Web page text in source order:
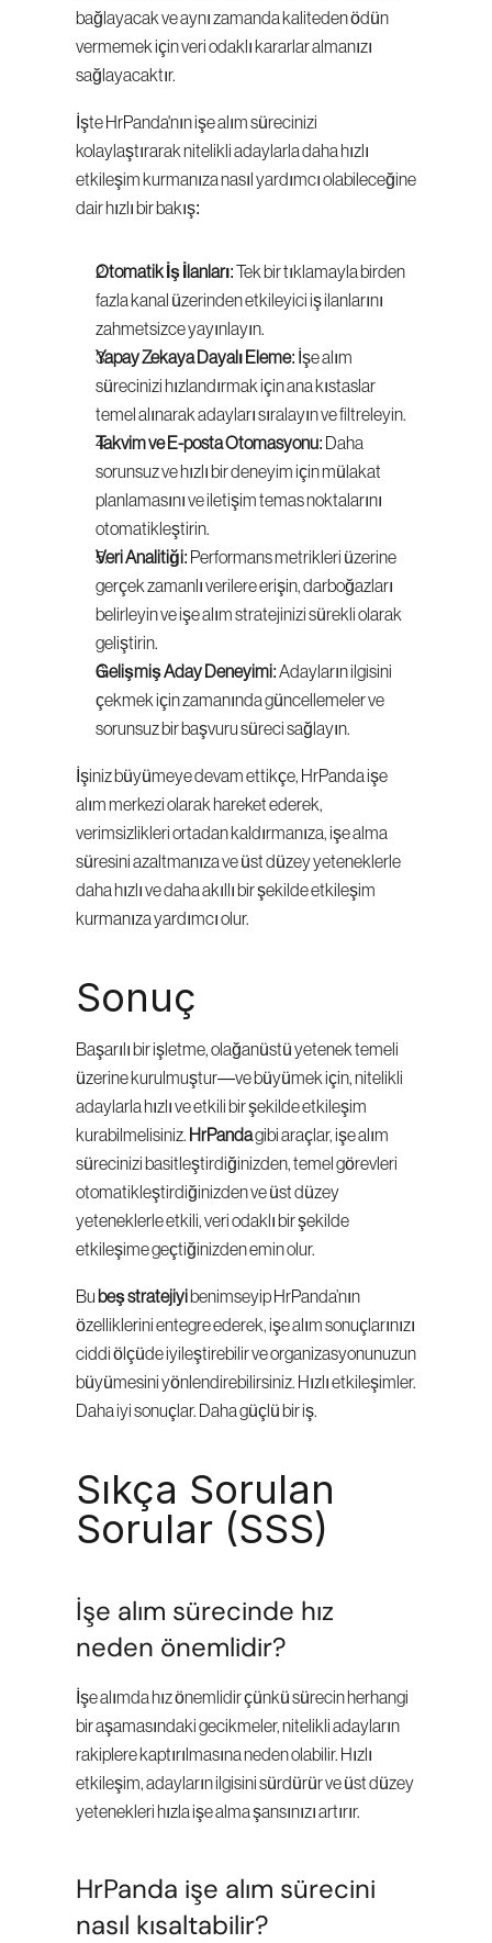
bağlayacak ve aynı zamanda kaliteden ödün
vermemek için veri odaklı kararlar almanızı
sağlayacaktır.
İşte HrPanda'nın işe alım sürecinizi
kolaylaştırarak nitelikli adaylarla daha hızlı
etkileşim kurmanıza nasıl yardımcı olabileceğine
dair hızlı bir bakış:
Otomatik İş İlanları: Tek bir tıklamayla birden
fazla kanal üzerinden etkileyici iş ilanlarını
zahmetsizce yayınlayın.
Yapay Zekaya Dayalı Eleme: İşe alım
sürecinizi hızlandırmak için ana kıstaslar
temel alınarak adayları sıralayın ve filtreleyin.
Takvim ve E-posta Otomasyonu: Daha
sorunsuz ve hızlı bir deneyim için mülakat
planlamasını ve iletişim temas noktalarını
otomatikleştirin.
Veri Analitiği: Performans metrikleri üzerine
gerçek zamanlı verilere erişin, darboğazları
belirleyin ve işe alım stratejinizi sürekli olarak
geliştirin.
Gelişmiş Aday Deneyimi: Adayların ilgisini
çekmek için zamanında güncellemeler ve
sorunsuz bir başvuru süreci sağlayın.
İşiniz büyümeye devam ettikçe, HrPanda işe
alım merkezi olarak hareket ederek,
verimsizlikleri ortadan kaldırmanıza, işe alma
süresini azaltmanıza ve üst düzey yeteneklerle
daha hızlı ve daha akıllı bir şekilde etkileşim
kurmanıza yardımcı olur.
Sonuç
Başarılı bir işletme, olağanüstü yetenek temeli
üzerine kurulmuştur—ve büyümek için, nitelikli
adaylarla hızlı ve etkili bir şekilde etkileşim
kurabilmelisiniz. HrPanda gibi araçlar, işe alım
sürecinizi basitleştirdiğinizden, temel görevleri
otomatikleştirdiğinizden ve üst düzey
yeteneklerle etkili, veri odaklı bir şekilde
etkileşime geçtiğinizden emin olur.
Bu beş stratejiyi benimseyip HrPanda’nın
özelliklerini entegre ederek, işe alım sonuçlarınızı
ciddi ölçüde iyileştirebilir ve organizasyonunuzun
büyümesini yönlendirebilirsiniz. Hızlı etkileşimler.
Daha iyi sonuçlar. Daha güçlü bir iş.
Sıkça Sorulan
Sorular (SSS)
İşe alım sürecinde hız
neden önemlidir?
İşe alımda hız önemlidir çünkü sürecin herhangi
bir aşamasındaki gecikmeler, nitelikli adayların
rakiplere kaptırılmasına neden olabilir. Hızlı
etkileşim, adayların ilgisini sürdürür ve üst düzey
yetenekleri hızla işe alma şansınızı artırır.
HrPanda işe alım sürecini
nasıl kısaltabilir?